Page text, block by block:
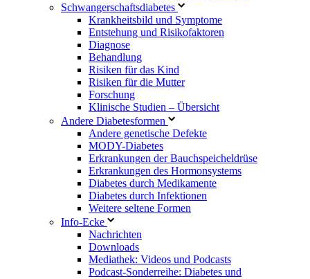
Schwangerschaftsdiabetes
Krankheitsbild und Symptome
Entstehung und Risikofaktoren
Diagnose
Behandlung
Risiken für das Kind
Risiken für die Mutter
Forschung
Klinische Studien – Übersicht
Andere Diabetesformen
Andere genetische Defekte
MODY-Diabetes
Erkrankungen der Bauchspeicheldrüse
Erkrankungen des Hormonsystems
Diabetes durch Medikamente
Diabetes durch Infektionen
Weitere seltene Formen
Info-Ecke
Nachrichten
Downloads
Mediathek: Videos und Podcasts
Podcast-Sonderreihe: Diabetes und